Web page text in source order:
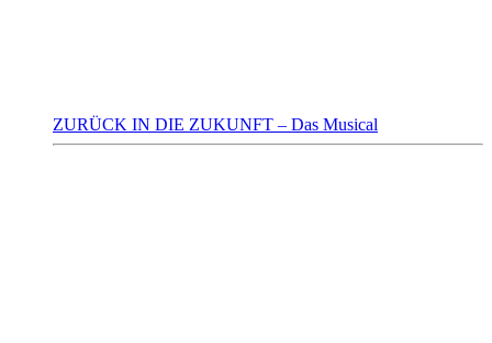
ZURÜCK IN DIE ZUKUNFT – Das Musical